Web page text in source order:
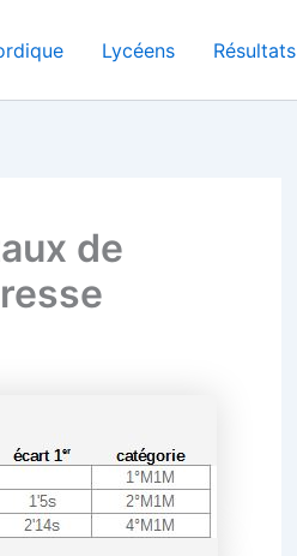
Lycéens Résultats
de